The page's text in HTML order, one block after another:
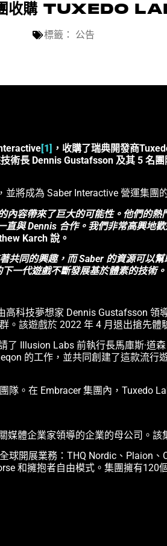
團收購 TUXEDO
標籤： 公告
[1] ，收購了瑞典開發商
術長 Dennis Gustafsson 及其 5 名
並將成為 Saber Interactive 營運集團
內容帶來了巨大的可能性。他們的
與 Dennis 合作。我們非常高興地
Karch 說。
共同的興趣，而 Saber 的資源可以
一代遊戲不斷發展基於體素的技術。
科技夢想家 Dennis Gustafsson 領
該遊戲於 2022 年 4 月退出搶先體
Illusion Labs 前執行長馬庫斯·
的工作，並共同創建了這款流行
。在 Embracer 集團內，Tuxedo
媒體企業家領導的企業的母公司。
開展業務：THQ Nordic、Plaion
和擁抱者自由模式。集團擁有